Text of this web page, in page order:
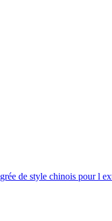
de style chinois pour l